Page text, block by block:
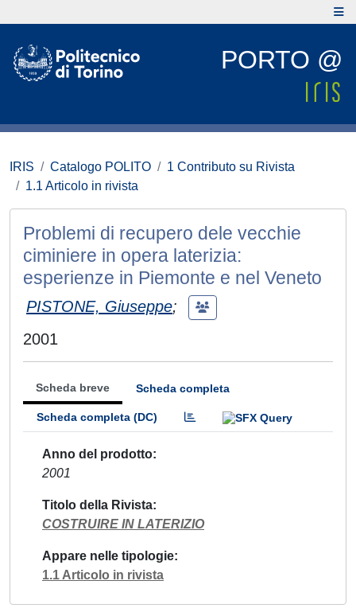
PORTO @
IRIS Catalogo POLITO
1 Contributo su Rivista
1.1 Articolo in rivista
Problemi di recupero dele vecchie
ciminiere in opera laterizia:
esperienze in Piemonte e nel Veneto
PISTONE, Giuseppe;
2001
Scheda breve Scheda completa
Scheda completa (DC)
Anno del prodotto
2001
Titolo della Rivista
COSTRUIRE IN LATERIZIO
Appare nelle tipologie
1.1 Articolo in rivista